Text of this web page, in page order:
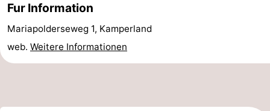
Adressen
Region
Zeeland
Duiveland
-
Fur Information
Mariapolderseweg 1, Kamperland
web. Weitere Informationen